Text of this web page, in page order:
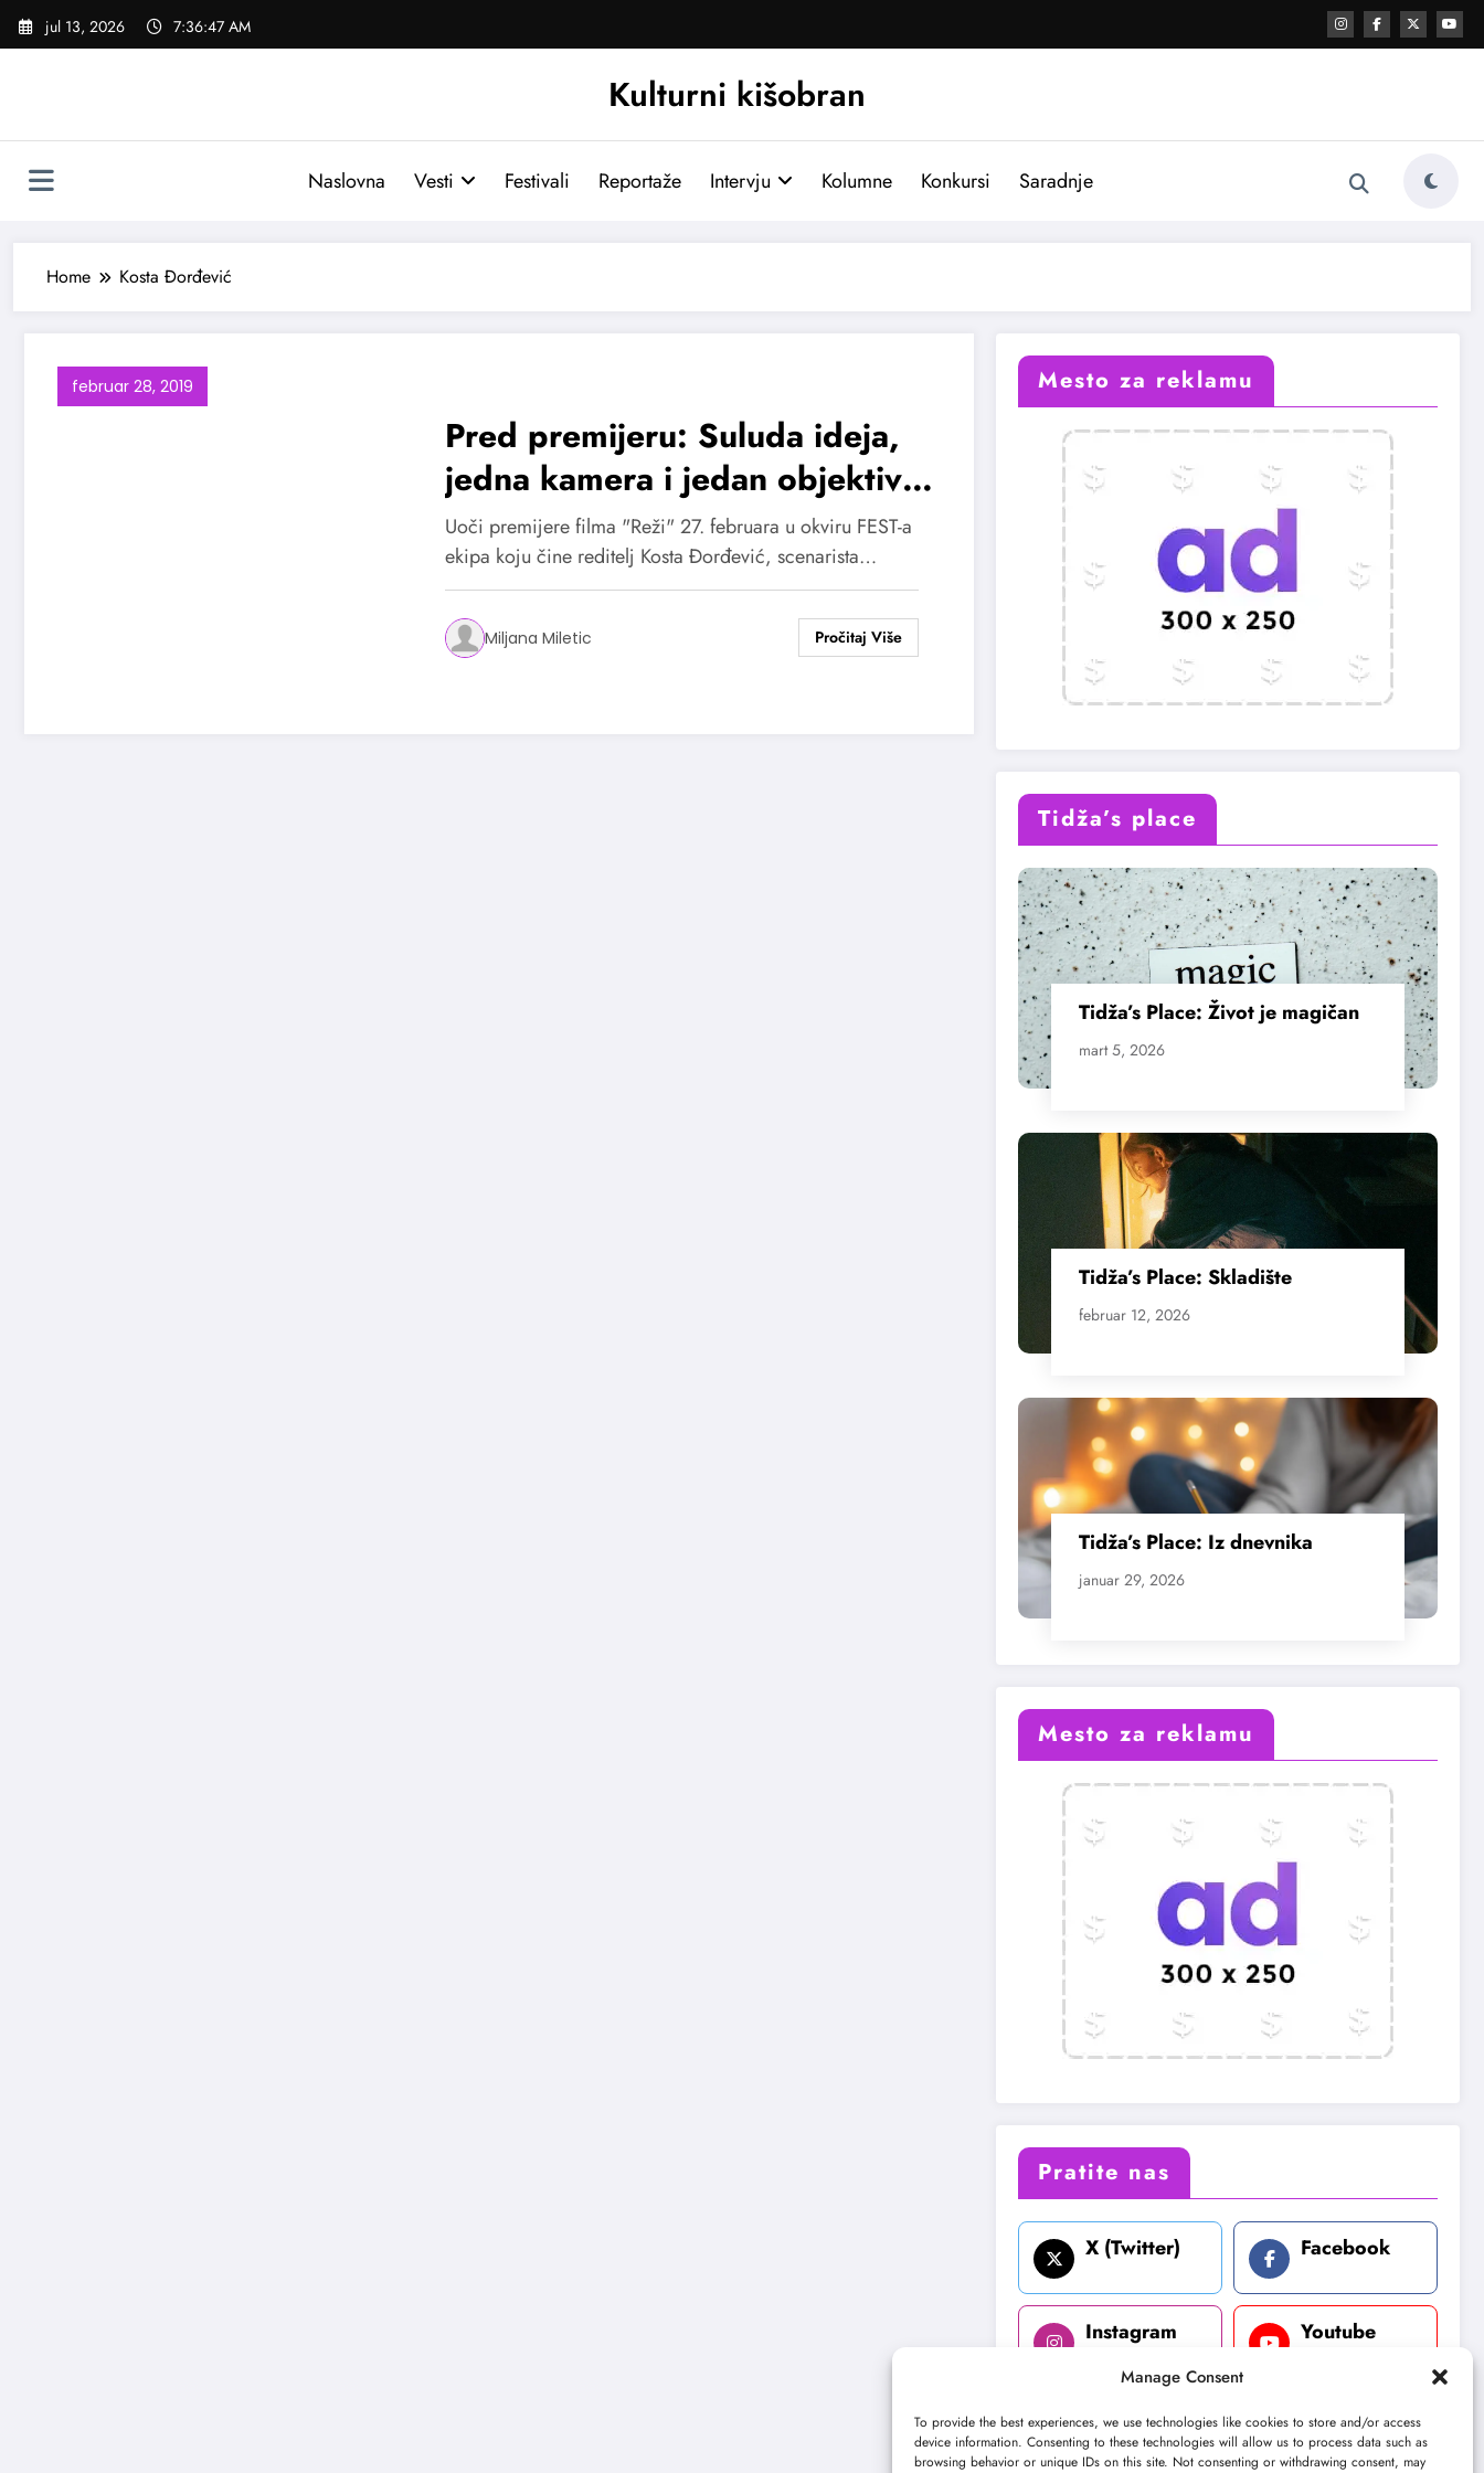
Manage Consent
To provide the best experiences, we use technologies like cookies to store and/or access
device information. Consenting to these technologies will allow us to process data such as
browsing behavior or unique IDs on this site. Not consenting or withdrawing consent, may
Skoči
jul 13, 2026 7:36:48 AM
Kulturni kišobran
Naslovna Vesti Festivali Reportaže Intervju Kolumne Konkursi Saradnje
Home Kosta Đorđević
februar 28, 2019
Pred premijeru: Suluda ideja,
jedna kamera i jedan objektiv i
nastao je film „Reži“
Uoči premijere filma "Reži" 27. februara u okviru FEST-a
ekipa koju čine reditelj Kosta Đorđević, scenarista…
Miljana Miletic
Mesto za reklamu
Tidža’s place
Tidža’s Place: Život je magičan
mart 5, 2026
Tidža’s Place: Skladište
februar 12, 2026
Tidža’s Place: Iz dnevnika
januar 29, 2026
Mesto za reklamu
Pratite nas
X (Twitter) Facebook
Instagram Youtube
LinkedIn